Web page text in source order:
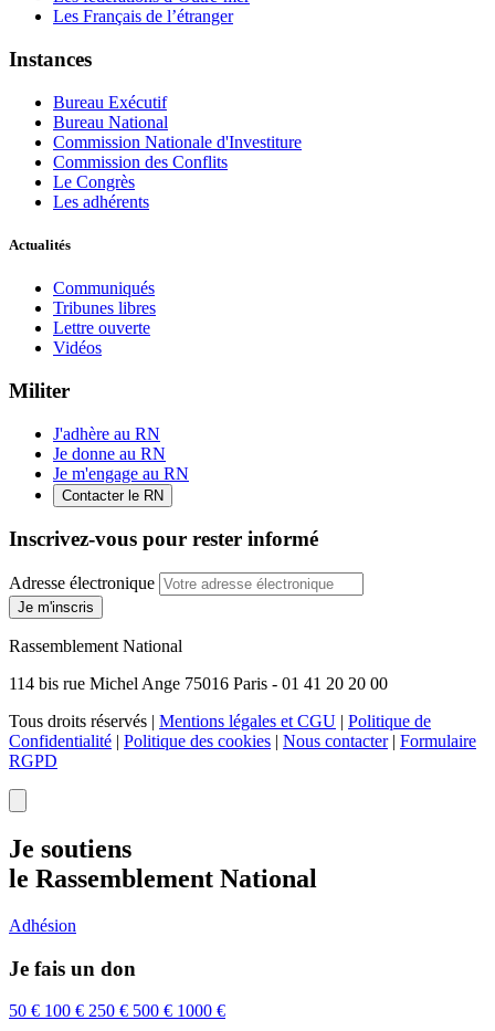
Les Français de l’étranger
Instances
Bureau Exécutif
Bureau National
Commission Nationale d'Investiture
Commission des Conflits
Le Congrès
Les adhérents
Actualités
Communiqués
Tribunes libres
Lettre ouverte
Vidéos
Militer
J'adhère au RN
Je donne au RN
Je m'engage au RN
Contacter le RN
Inscrivez-vous pour rester informé
Adresse électronique
Je m'inscris
Rassemblement National
114 bis rue Michel Ange 75016 Paris - 01 41 20 20 00
Tous droits réservés | Mentions légales et CGU | Politique de
Confidentialité | Politique des cookies | Nous contacter| Formulaire
RGPD
Je soutiens
le Rassemblement National
Adhésion
Je fais un don
50 € 100 € 250 € 500 € 1000 €